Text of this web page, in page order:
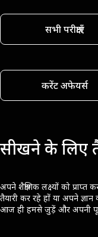
सभी परीक्षाएँ
करेंट अफेयर्स
सीखने के लिए
अपने शैक्षणिक लक्ष्यों को
तैयारी कर रहे हों या अपने
आज ही हमसे जुड़ें और अपनी